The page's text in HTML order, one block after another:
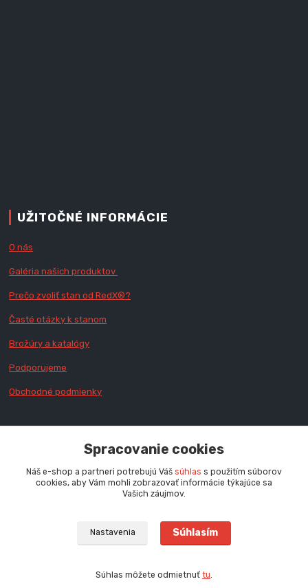
UŽITOČNÉ INFORMÁCIE
O nás
Galéria našich produktov
Prečo zvoliť stan od RedX®?
Časté otázky k stanom
Brožúry a katalógy
Podporujeme
Obchodné podmienky
Zákaznícka podpora RedX®
info@redx-stany.sk
Spracovanie cookies
Náš e-shop a partneri potrebujú Váš súhlas s použitím súborov
cookies, aby Vám mohli zobrazovať informácie týkajúce sa
Vašich záujmov.
Nastavenia Súhlasím
Súhlas môžete odmietnuť tu.